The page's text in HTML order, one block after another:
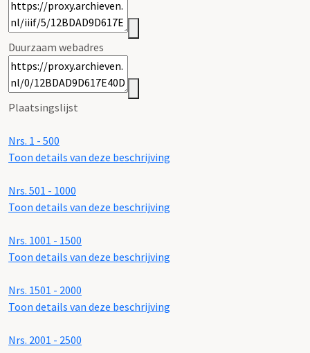
Duurzaam webadres
Plaatsingslijst
Nrs. 1 - 500
Toon details van deze beschrijving
Nrs. 501 - 1000
Toon details van deze beschrijving
Nrs. 1001 - 1500
Toon details van deze beschrijving
Nrs. 1501 - 2000
Toon details van deze beschrijving
Nrs. 2001 - 2500